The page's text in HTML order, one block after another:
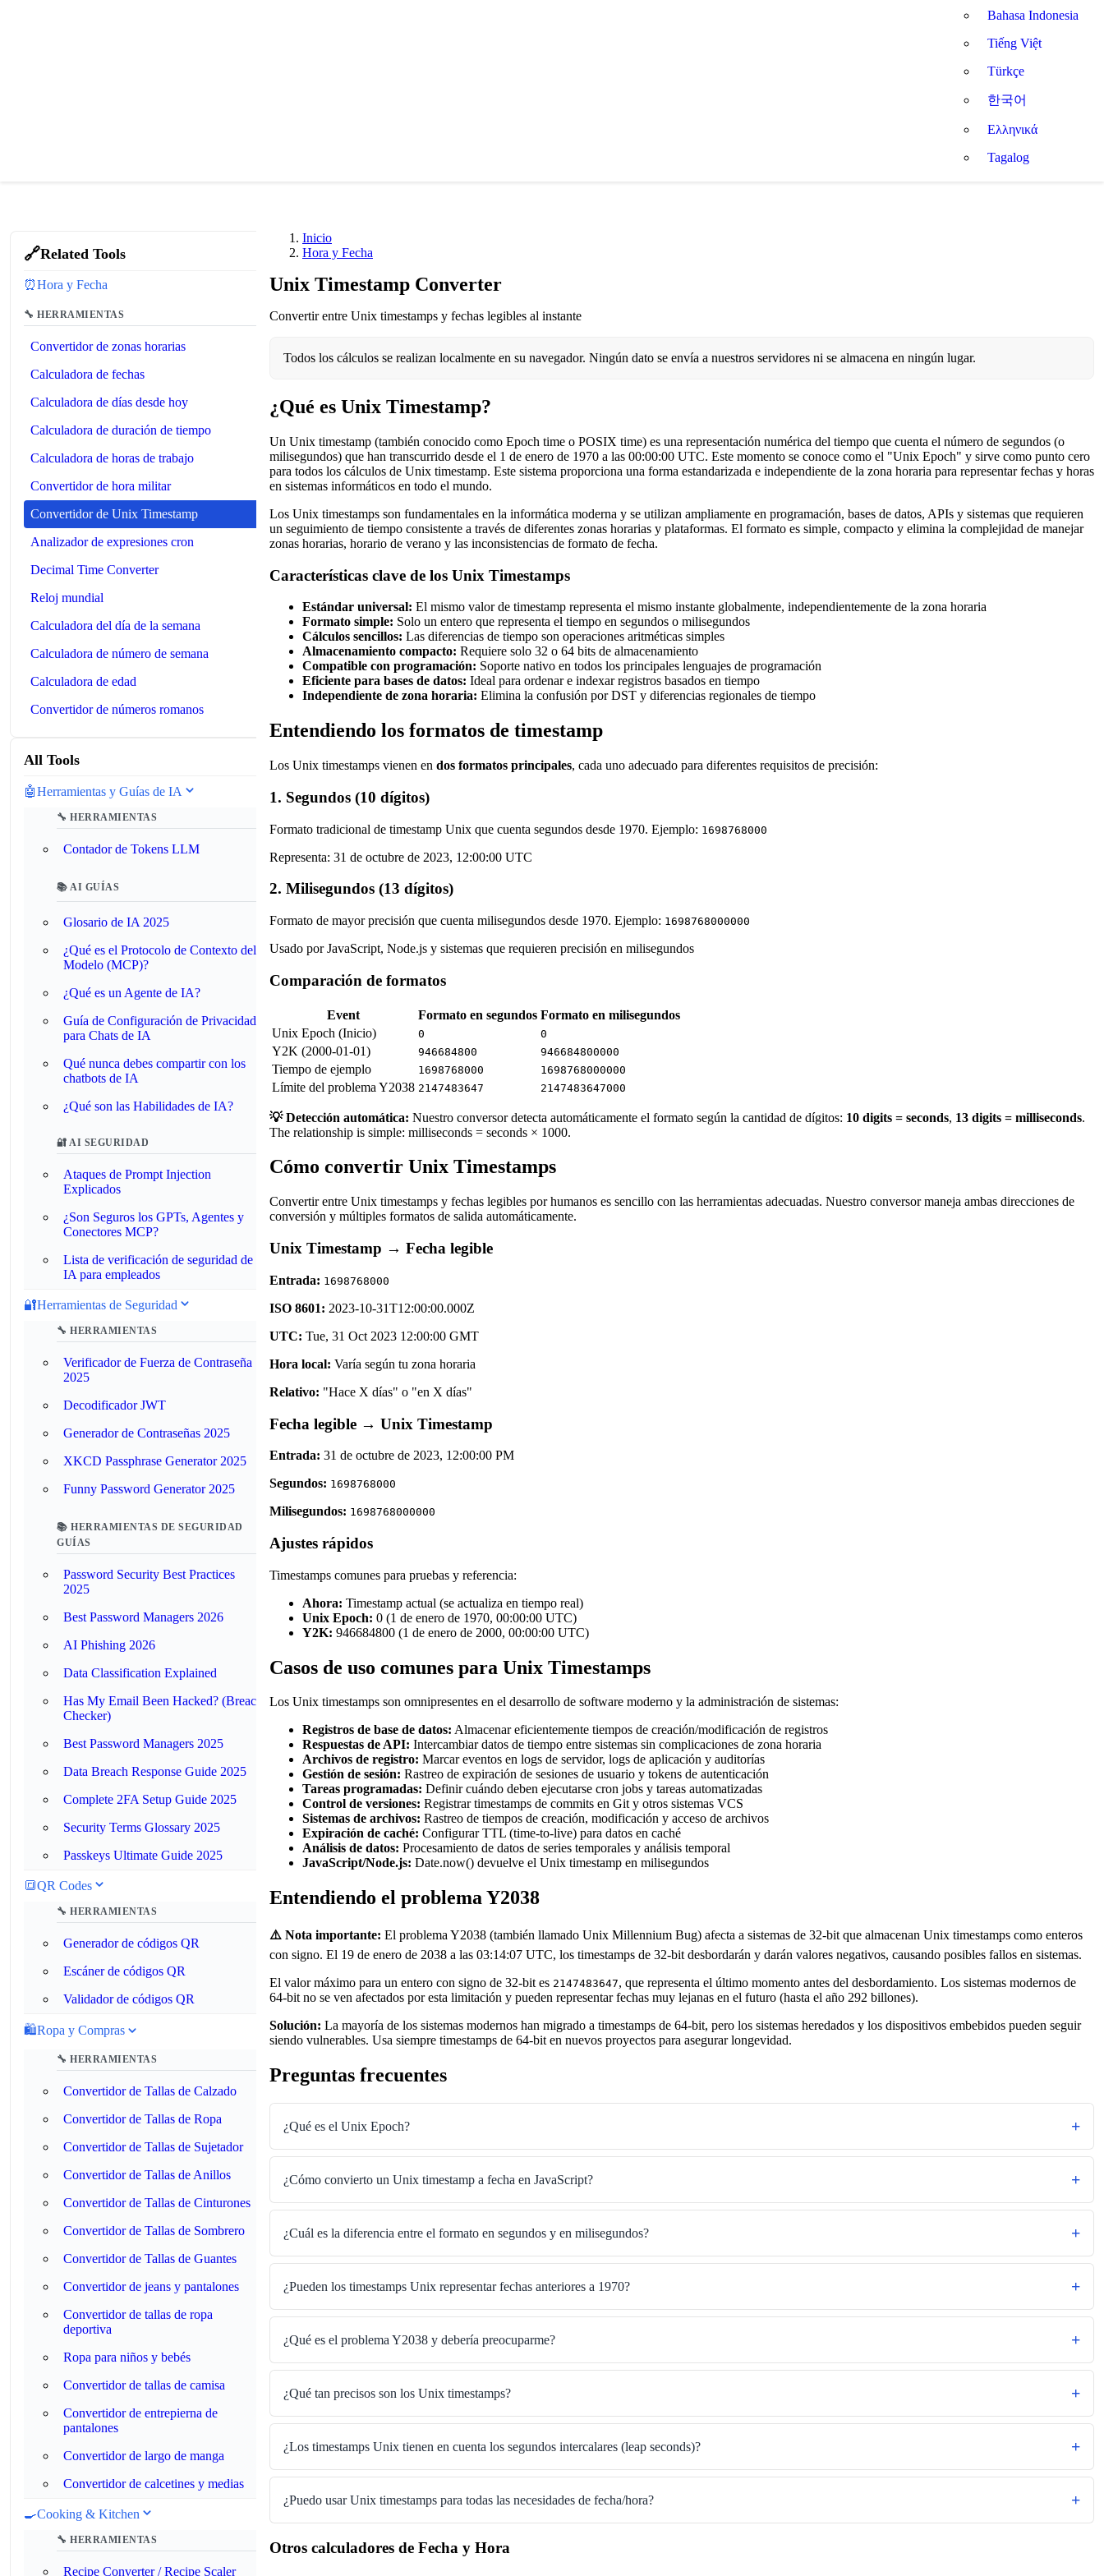
Bahasa Indonesia
Tiếng Việt
Türkçe
한국어
Ελληνικά
Tagalog
🔗Related Tools
⏰Hora y Fecha
🔧 HERRAMIENTAS
Convertidor de zonas horarias
Calculadora de fechas
Calculadora de días desde hoy
Calculadora de duración de tiempo
Calculadora de horas de trabajo
Convertidor de hora militar
Convertidor de Unix Timestamp
Analizador de expresiones cron
Decimal Time Converter
Reloj mundial
Calculadora del día de la semana
Calculadora de número de semana
Calculadora de edad
Convertidor de números romanos
All Tools
🤖Herramientas y Guías de IA
🔧 HERRAMIENTAS
Contador de Tokens LLM
📚 AI GUÍAS
Glosario de IA 2025
¿Qué es el Protocolo de Contexto del
Modelo (MCP)?
¿Qué es un Agente de IA?
Guía de Configuración de Privacidad
para Chats de IA
Qué nunca debes compartir con los
chatbots de IA
¿Qué son las Habilidades de IA?
🔐 AI SEGURIDAD
Ataques de Prompt Injection
Explicados
¿Son Seguros los GPTs, Agentes y
Conectores MCP?
Lista de verificación de seguridad de
IA para empleados
🔐Herramientas de Seguridad
🔧 HERRAMIENTAS
Verificador de Fuerza de Contraseña
2025
Decodificador JWT
Generador de Contraseñas 2025
XKCD Passphrase Generator 2025
Funny Password Generator 2025
📚 HERRAMIENTAS DE SEGURIDAD
GUÍAS
Password Security Best Practices
2025
Best Password Managers 2026
AI Phishing 2026
Data Classification Explained
Has My Email Been Hacked? (Breach
Checker)
Best Password Managers 2025
Data Breach Response Guide 2025
Complete 2FA Setup Guide 2025
Security Terms Glossary 2025
Passkeys Ultimate Guide 2025
🔳QR Codes
🔧 HERRAMIENTAS
Generador de códigos QR
Escáner de códigos QR
Validador de códigos QR
🛍️Ropa y Compras
🔧 HERRAMIENTAS
Convertidor de Tallas de Calzado
Convertidor de Tallas de Ropa
Convertidor de Tallas de Sujetador
Convertidor de Tallas de Anillos
Convertidor de Tallas de Cinturones
Convertidor de Tallas de Sombrero
Convertidor de Tallas de Guantes
Convertidor de jeans y pantalones
Convertidor de tallas de ropa
deportiva
Ropa para niños y bebés
Convertidor de tallas de camisa
Convertidor de entrepierna de
pantalones
Convertidor de largo de manga
Convertidor de calcetines y medias
🍳Cooking & Kitchen
🔧 HERRAMIENTAS
Recipe Converter / Recipe Scaler
Inicio
Hora y Fecha
Unix Timestamp Converter
Convertir entre Unix timestamps y fechas legibles al instante
Todos los cálculos se realizan localmente en su navegador. Ningún dato se envía a nuestros servidores ni se almacena en ningún lugar.
¿Qué es Unix Timestamp?
Un Unix timestamp (también conocido como Epoch time o POSIX time) es una representación numérica del tiempo que cuenta el número de segundos (o
milisegundos) que han transcurrido desde el 1 de enero de 1970 a las 00:00:00 UTC. Este momento se conoce como el "Unix Epoch" y sirve como punto cero
para todos los cálculos de Unix timestamp. Este sistema proporciona una forma estandarizada e independiente de la zona horaria para representar fechas y horas
en sistemas informáticos en todo el mundo.
Los Unix timestamps son fundamentales en la informática moderna y se utilizan ampliamente en programación, bases de datos, APIs y sistemas que requieren
un seguimiento de tiempo consistente a través de diferentes zonas horarias y plataformas. El formato es simple, compacto y elimina la complejidad de manejar
zonas horarias, horario de verano y las inconsistencias de formato de fecha.
Características clave de los Unix Timestamps
Estándar universal: El mismo valor de timestamp representa el mismo instante globalmente, independientemente de la zona horaria
Formato simple: Solo un entero que representa el tiempo en segundos o milisegundos
Cálculos sencillos: Las diferencias de tiempo son operaciones aritméticas simples
Almacenamiento compacto: Requiere solo 32 o 64 bits de almacenamiento
Compatible con programación: Soporte nativo en todos los principales lenguajes de programación
Eficiente para bases de datos: Ideal para ordenar e indexar registros basados en tiempo
Independiente de zona horaria: Elimina la confusión por DST y diferencias regionales de tiempo
Entendiendo los formatos de timestamp
Los Unix timestamps vienen en dos formatos principales, cada uno adecuado para diferentes requisitos de precisión:
1. Segundos (10 dígitos)
Formato tradicional de timestamp Unix que cuenta segundos desde 1970. Ejemplo: 1698768000
Representa: 31 de octubre de 2023, 12:00:00 UTC
2. Milisegundos (13 dígitos)
Formato de mayor precisión que cuenta milisegundos desde 1970. Ejemplo: 1698768000000
Usado por JavaScript, Node.js y sistemas que requieren precisión en milisegundos
Comparación de formatos
Event Formato en segundos Formato en milisegundos
Unix Epoch (Inicio)
0 0
Y2K (2000-01-01) 946684800 946684800000
Tiempo de ejemplo 1698768000 1698768000000
Límite del problema Y2038 2147483647 2147483647000
💡 Detección automática: Nuestro conversor detecta automáticamente el formato según la cantidad de dígitos: 10 digits = seconds, 13 digits = milliseconds.
The relationship is simple: milliseconds = seconds × 1000.
Cómo convertir Unix Timestamps
Convertir entre Unix timestamps y fechas legibles por humanos es sencillo con las herramientas adecuadas. Nuestro conversor maneja ambas direcciones de
conversión y múltiples formatos de salida automáticamente.
Unix Timestamp → Fecha legible
Entrada: 1698768000
ISO 8601: 2023-10-31T12:00:00.000Z
UTC: Tue, 31 Oct 2023 12:00:00 GMT
Hora local: Varía según tu zona horaria
Relativo: "Hace X días" o "en X días"
Fecha legible → Unix Timestamp
Entrada: 31 de octubre de 2023, 12:00:00 PM
Segundos: 1698768000
Milisegundos: 1698768000000
Ajustes rápidos
Timestamps comunes para pruebas y referencia:
Ahora: Timestamp actual (se actualiza en tiempo real)
Unix Epoch: 0 (1 de enero de 1970, 00:00:00 UTC)
Y2K: 946684800 (1 de enero de 2000, 00:00:00 UTC)
Casos de uso comunes para Unix Timestamps
Los Unix timestamps son omnipresentes en el desarrollo de software moderno y la administración de sistemas:
Registros de base de datos: Almacenar eficientemente tiempos de creación/modificación de registros
Respuestas de API: Intercambiar datos de tiempo entre sistemas sin complicaciones de zona horaria
Archivos de registro: Marcar eventos en logs de servidor, logs de aplicación y auditorías
Gestión de sesión: Rastreo de expiración de sesiones de usuario y tokens de autenticación
Tareas programadas: Definir cuándo deben ejecutarse cron jobs y tareas automatizadas
Control de versiones: Registrar timestamps de commits en Git y otros sistemas VCS
Sistemas de archivos: Rastreo de tiempos de creación, modificación y acceso de archivos
Expiración de caché: Configurar TTL (time-to-live) para datos en caché
Análisis de datos: Procesamiento de datos de series temporales y análisis temporal
JavaScript/Node.js: Date.now() devuelve el Unix timestamp en milisegundos
Entendiendo el problema Y2038
⚠️ Nota importante: El problema Y2038 (también llamado Unix Millennium Bug) afecta a sistemas de 32-bit que almacenan Unix timestamps como enteros
con signo. El 19 de enero de 2038 a las 03:14:07 UTC, los timestamps de 32-bit desbordarán y darán valores negativos, causando posibles fallos en sistemas.
El valor máximo para un entero con signo de 32-bit es 2147483647, que representa el último momento antes del desbordamiento. Los sistemas modernos de
64-bit no se ven afectados por esta limitación y pueden representar fechas muy lejanas en el futuro (hasta el año 292 billones).
Solución: La mayoría de los sistemas modernos han migrado a timestamps de 64-bit, pero los sistemas heredados y los dispositivos embebidos pueden seguir
siendo vulnerables. Usa siempre timestamps de 64-bit en nuevos proyectos para asegurar longevidad.
Preguntas frecuentes
¿Qué es el Unix Epoch?
¿Cómo convierto un Unix timestamp a fecha en JavaScript?
¿Cuál es la diferencia entre el formato en segundos y en milisegundos?
¿Pueden los timestamps Unix representar fechas anteriores a 1970?
¿Qué es el problema Y2038 y debería preocuparme?
¿Qué tan precisos son los Unix timestamps?
¿Los timestamps Unix tienen en cuenta los segundos intercalares (leap seconds)?
¿Puedo usar Unix timestamps para todas las necesidades de fecha/hora?
Otros calculadores de Fecha y Hora